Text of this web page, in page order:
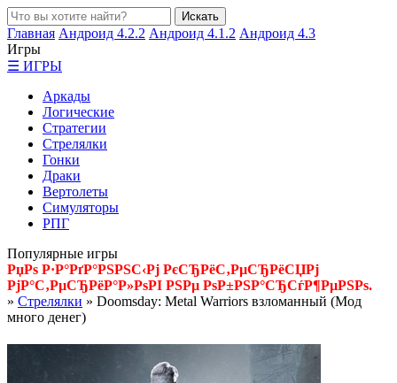
Главная Андроид 4.2.2 Андроид 4.1.2 Андроид 4.3
Игры
☰ ИГРЫ
Аркады
Логические
Стратегии
Стрелялки
Гонки
Драки
Вертолеты
Симуляторы
РПГ
Популярные игры
РџРѕ Р·Р°РґР°РЅРЅС‹Рј РєСЂРёС‚РµСЂРёСЏРј
РјР°С‚РµСЂРёР°Р»РѕРІ РЅРµ РѕР±РЅР°СЂСѓР¶РµРЅРѕ.
» Стрелялки » Doomsday: Metal Warriors взломанный (Мод
много денег)